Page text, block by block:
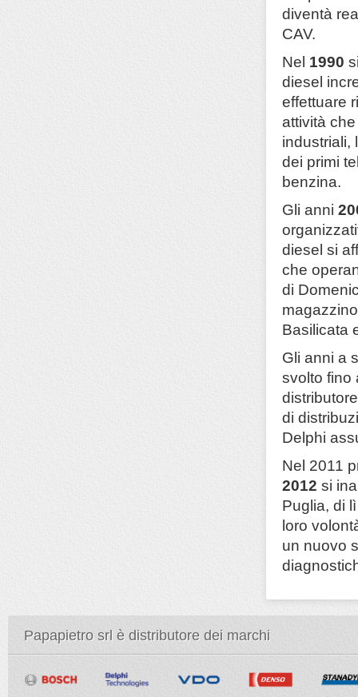
diventà
CAV.
Nel 1990
diesel
effettuare
attività
industriali,
dei primi
benzina.
Gli anni
diesel si
che
di
Basilicata
Gli anni a
svolto fino
di
Delphi
Nel 2011
2012 si
Puglia, di
loro
un nuovo
Papapietro srl è distributore dei marchi